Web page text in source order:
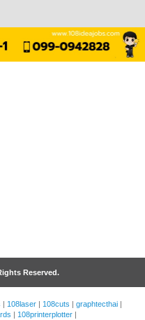
Reserved.
| 108laser| 108cuts | graphtecthai|
| 108printerplotter |